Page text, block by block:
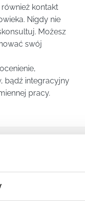
kontakt
Nigdy nie
Możesz
swój
bądź integracyjny
pracy.
na celu